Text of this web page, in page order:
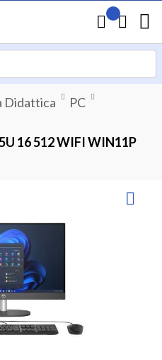
Carrello
Il mio
Didattica
PC
16 512 WIFI WIN11P